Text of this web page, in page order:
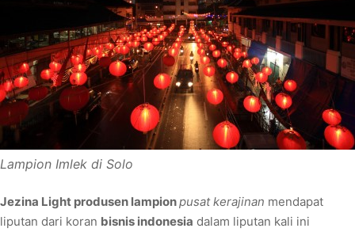
Lampion Imlek di Solo
Jezina Light produsen lampionpusat kerajinan mendapat
liputan dari koran bisnis indonesia dalam liputan kali ini